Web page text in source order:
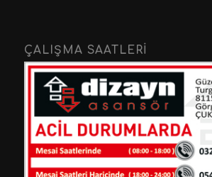
ÇALIŞMA SAATLERI